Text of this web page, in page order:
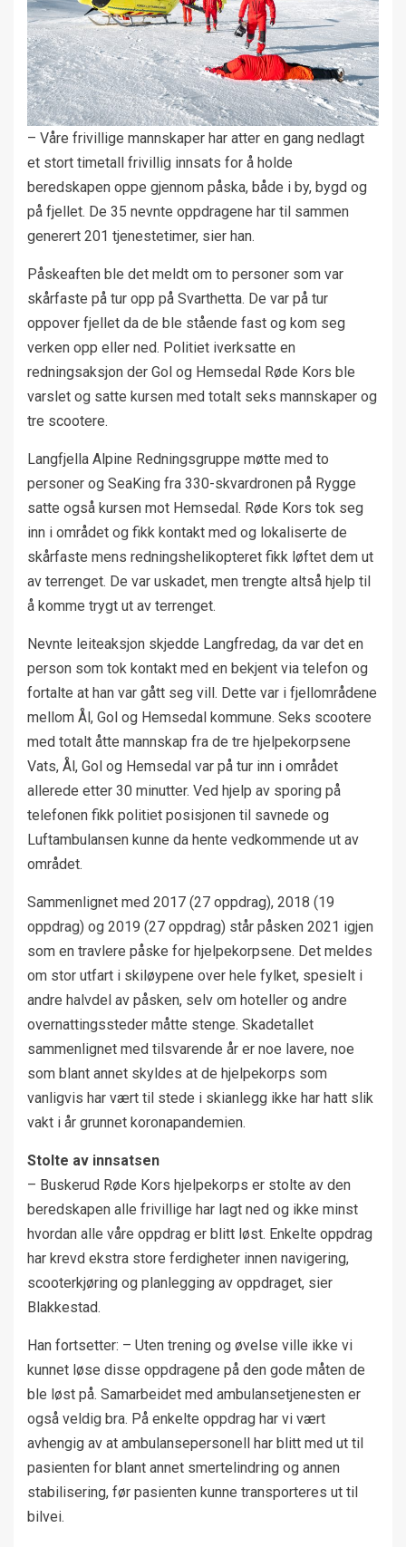
– Våre frivillige mannskaper har atter en gang nedlagt
et stort timetall frivillig innsats for å holde
beredskapen oppe gjennom påska, både i by, bygd og
på fjellet. De 35 nevnte oppdragene har til sammen
generert 201 tjenestetimer, sier han.
Påskeaften ble det meldt om to personer som var
skårfaste på tur opp på Svarthetta. De var på tur
oppover fjellet da de ble stående fast og kom seg
verken opp eller ned. Politiet iverksatte en
redningsaksjon der Gol og Hemsedal Røde Kors ble
varslet og satte kursen med totalt seks mannskaper og
tre scootere.
Langfjella Alpine Redningsgruppe møtte med to
personer og SeaKing fra 330-skvardronen på Rygge
satte også kursen mot Hemsedal. Røde Kors tok seg
inn i området og fikk kontakt med og lokaliserte de
skårfaste mens redningshelikopteret fikk løftet dem ut
av terrenget. De var uskadet, men trengte altså hjelp til
å komme trygt ut av terrenget.
Nevnte leiteaksjon skjedde Langfredag, da var det en
person som tok kontakt med en bekjent via telefon og
fortalte at han var gått seg vill. Dette var i fjellområdene
mellom Ål, Gol og Hemsedal kommune. Seks scootere
med totalt åtte mannskap fra de tre hjelpekorpsene
Vats, Ål, Gol og Hemsedal var på tur inn i området
allerede etter 30 minutter. Ved hjelp av sporing på
telefonen fikk politiet posisjonen til savnede og
Luftambulansen kunne da hente vedkommende ut av
området.
Sammenlignet med 2017 (27 oppdrag), 2018 (19
oppdrag) og 2019 (27 oppdrag) står påsken 2021 igjen
som en travlere påske for hjelpekorpsene. Det meldes
om stor utfart i skiløypene over hele fylket, spesielt i
andre halvdel av påsken, selv om hoteller og andre
overnattingssteder måtte stenge. Skadetallet
sammenlignet med tilsvarende år er noe lavere, noe
som blant annet skyldes at de hjelpekorps som
vanligvis har vært til stede i skianlegg ikke har hatt slik
vakt i år grunnet koronapandemien.
Stolte av innsatsen
– Buskerud Røde Kors hjelpekorps er stolte av den
beredskapen alle frivillige har lagt ned og ikke minst
hvordan alle våre oppdrag er blitt løst. Enkelte oppdrag
har krevd ekstra store ferdigheter innen navigering,
scooterkjøring og planlegging av oppdraget, sier
Blakkestad.
Han fortsetter: – Uten trening og øvelse ville ikke vi
kunnet løse disse oppdragene på den gode måten de
ble løst på. Samarbeidet med ambulansetjenesten er
også veldig bra. På enkelte oppdrag har vi vært
avhengig av at ambulansepersonell har blitt med ut til
pasienten for blant annet smertelindring og annen
stabilisering, før pasienten kunne transporteres ut til
bilvei.